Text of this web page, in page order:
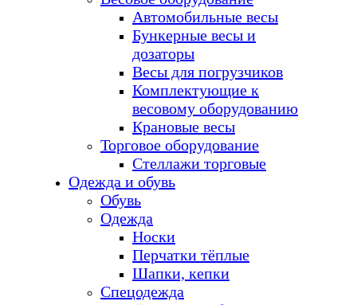
Автомобильные весы
Бункерные весы и
дозаторы
Весы для погрузчиков
Комплектующие к
весовому оборудованию
Крановые весы
Торговое оборудование
Стеллажи торговые
Одежда и обувь
Обувь
Одежда
Носки
Перчатки тёплые
Шапки, кепки
Спецодежда